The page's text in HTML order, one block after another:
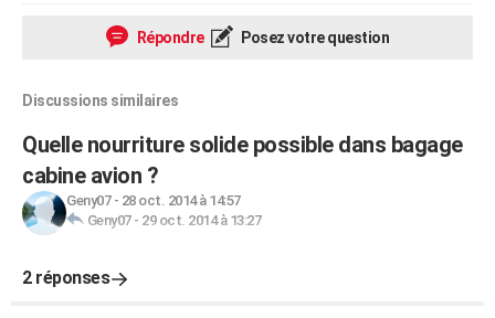
Répondre Posez votre question
Discussions similaires
Quelle nourriture solide possible dans bagage
cabine avion ?
Geny07- 28 oct. 2014 à 14:57
Geny07- 29 oct. 2014 à 13:27
2 réponses